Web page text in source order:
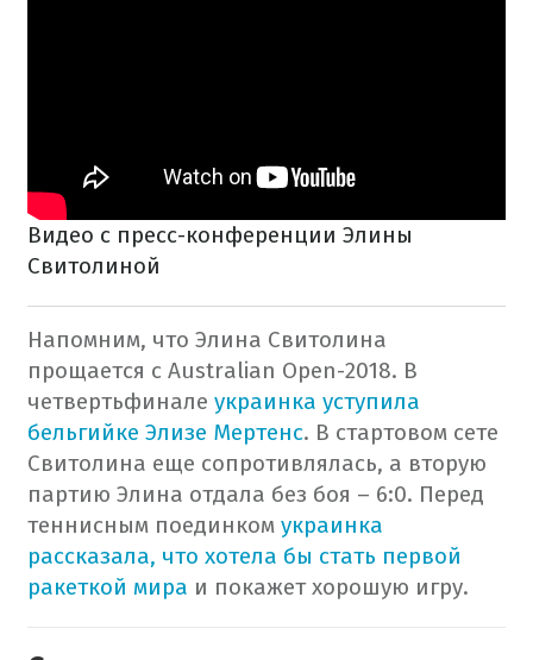
Видео с пресс-конференции Элины
Свитолиной
Напомним, что Элина Свитолина
прощается с Australian Open-2018. В
четвертьфинале украинка уступила
бельгийке Элизе Мертенс. В стартовом сете
Свитолина еще сопротивлялась, а вторую
партию Элина отдала без боя – 6:0. Перед
теннисным поединком украинка
рассказала, что хотела бы стать первой
ракеткой мира и покажет хорошую игру.